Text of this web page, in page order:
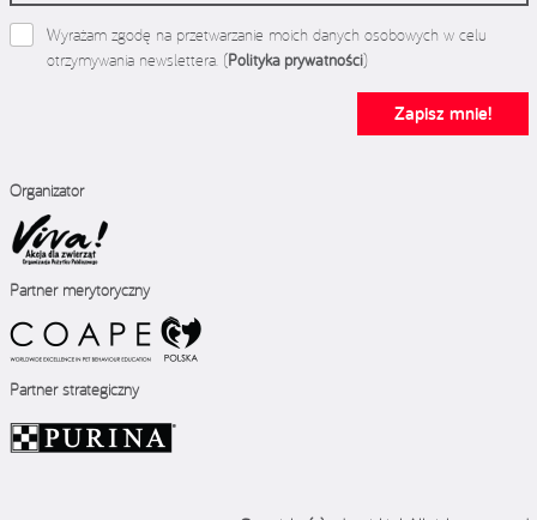
Wyrażam zgodę na przetwarzanie moich danych osobowych w celu
otrzymywania newslettera. (Polityka prywatności)
Zapisz mnie!
Organizator
Partner merytoryczny
Partner strategiczny